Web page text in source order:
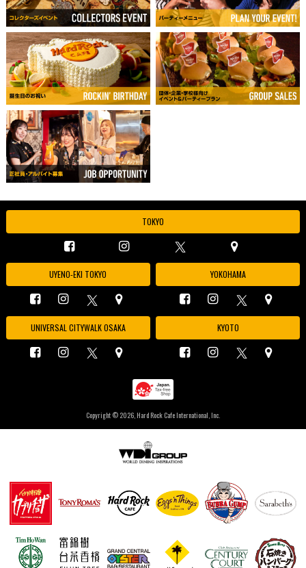
TOKYO
UYENO-EKI TOKYO YOKOHAMA
UNIVERSAL CITYWALK OSAKA KYOTO
Copyright © 2026, Hard Rock Cafe International, Inc.